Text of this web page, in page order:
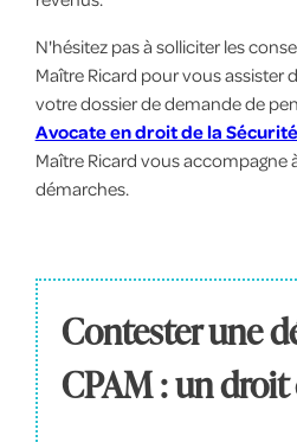
N'hésitez pas à solliciter les
Maître Ricard pour vous assister
votre dossier de demande de
Avocate en droit de la
Maître Ricard vous accompagne
démarches.
Contester une
CPAM : un